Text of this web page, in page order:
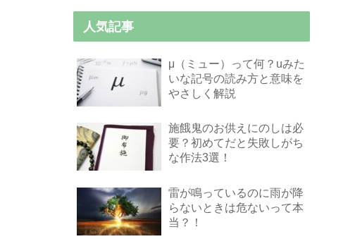
人気記事
μ（ミュー）って何？uみた
いな記号の読み方と意味を
やさしく解説
施餓鬼のお供えにのしは必
要？初めてだと失敗しがち
な作法3選！
雷が鳴っているのに雨が降
らないときは危ないって本
当？！